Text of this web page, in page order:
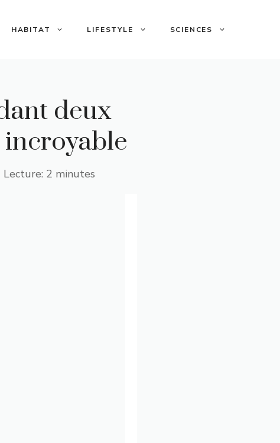
HABITAT LIFESTYLE SCIENCES
deux
Lecture: 2 minutes